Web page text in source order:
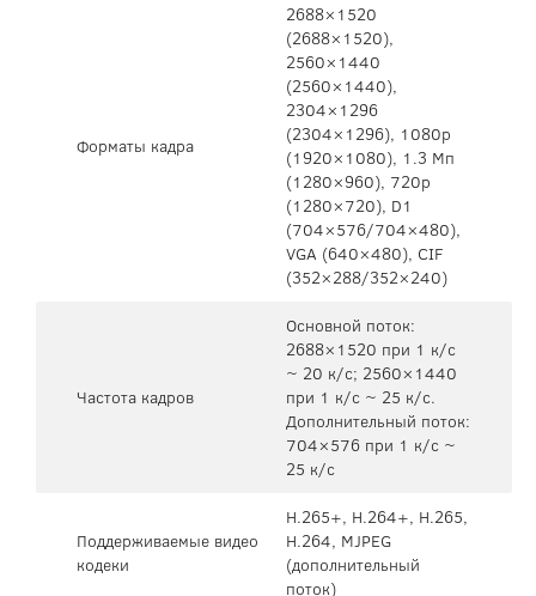
Форматы кадра
2688×1520
(2688×1520),
2560×1440
(2560×1440),
2304×1296
(2304×1296), 1080p
(1920×1080), 1.3 Мп
(1280×960), 720p
(1280×720), D1
(704×576/704×480),
VGA (640×480), CIF
(352×288/352×240)
Частота кадров
Основной поток:
2688×1520 при 1 к/с
~ 20 к/с; 2560×1440
при 1 к/с ~ 25 к/с.
Дополнительный поток:
704×576 при 1 к/с ~
25 к/с
Поддерживаемые видео
кодеки
H.265+, H.264+, H.265,
H.264, MJPEG
(дополнительный
поток)